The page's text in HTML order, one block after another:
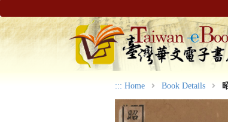
::: Home Book Details